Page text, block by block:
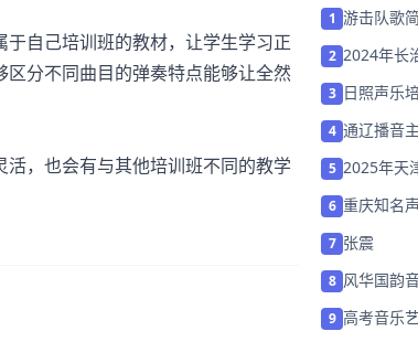
自己培训班的教材，让学生学习正
分不同曲目的弹奏特点能够让全然
，也会有与其他培训班不同的教学
1 游击队歌
2 2024年长
3 日照声乐
4 通辽播音
5 2025年天
6 重庆知名
7 张震
8 风华国韵
9 高考音乐